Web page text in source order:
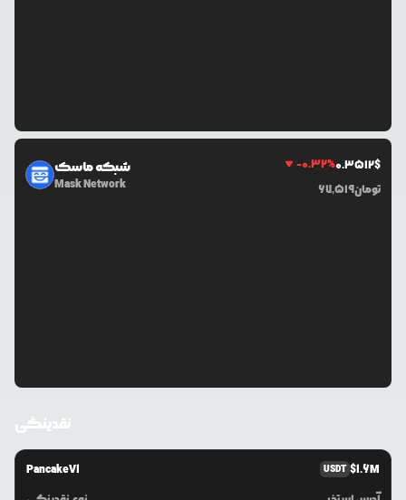
شبکه ماسک
Mask Network
-0.32%0.3512$
67,519تومان
نقدینگی
PancakeV1 USDT $1.6M